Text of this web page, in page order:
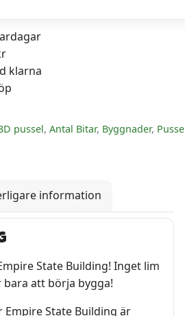
klarna
pussel, Antal Bitar, Byggnader,
information
State Building! Inget lim
att börja bygga!
Empire State Building är